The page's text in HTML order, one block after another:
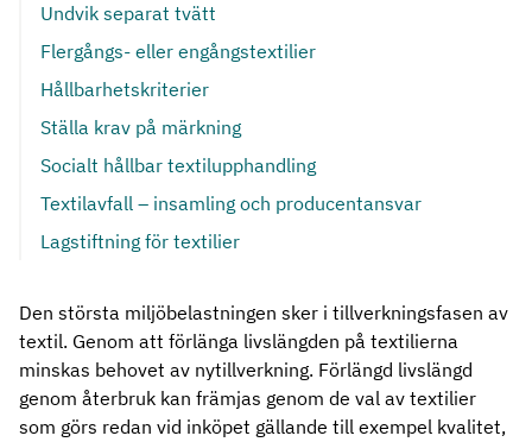
Undvik separat tvätt
Flergångs- eller engångstextilier
Hållbarhetskriterier
Ställa krav på märkning
Socialt hållbar textilupphandling
Textilavfall – insamling och producentansvar
Lagstiftning för textilier
Den största miljöbelastningen sker i tillverkningsfasen av
textil. Genom att förlänga livslängden på textilierna
minskas behovet av nytillverkning. Förlängd livslängd
genom återbruk kan främjas genom de val av textilier
som görs redan vid inköpet gällande till exempel kvalitet,